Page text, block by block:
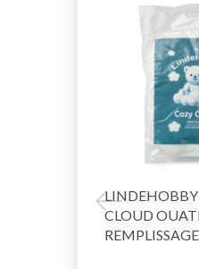
CLOUD
REMPLISSAGE